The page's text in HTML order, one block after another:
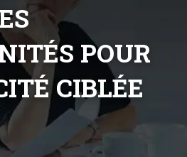
POUR
CIBLÉE